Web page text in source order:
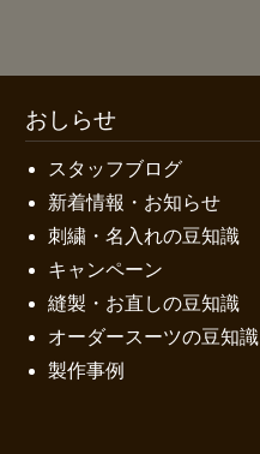
おしらせ
スタッフブログ
新着情報・お知らせ
刺繍・名入れの豆知識
キャンペーン
縫製・お直しの豆知識
オーダースーツの豆知識
製作事例